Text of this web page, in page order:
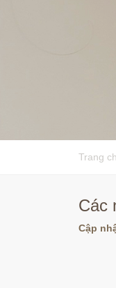
Trang
Các
Cập